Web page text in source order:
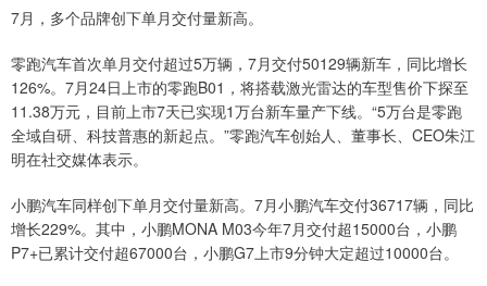
7月，多个品牌创下单月交付量新高。
零跑汽车首次单月交付超过5万辆，7月交付50129辆新车，同比增长
126%。7月24日上市的零跑B01，将搭载激光雷达的车型售价下探至
11.38万元，目前上市7天已实现1万台新车量产下线。“5万台是零跑
全域自研、科技普惠的新起点。”零跑汽车创始人、董事长、CEO朱江
明在社交媒体表示。
小鹏汽车同样创下单月交付量新高。7月小鹏汽车交付36717辆，同比
增长229%。其中，小鹏MONA M03今年7月交付超15000台，小鹏
P7+已累计交付超67000台，小鹏G7上市9分钟大定超过10000台。